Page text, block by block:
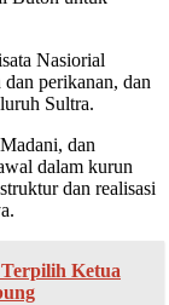
Nasiorial
perikanan, dan
Sultra.
dan
dalam kurun
dan realisasi
Ketua